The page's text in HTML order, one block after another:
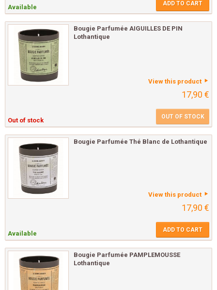
Available ADD TO CART
Bougie Parfumée AIGUILLES DE PIN
Lothantique
View this product
17,90 €
Out of stock OUT OF STOCK
Bougie Parfumée Thé Blanc de Lothantique
View this product
17,90 €
Available ADD TO CART
Bougie Parfumée PAMPLEMOUSSE
Lothantique